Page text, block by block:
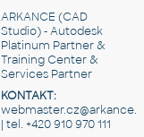
ARKANCE (CAD
Studio) - Autodesk
Platinum Partner &
Training Center &
Services Partner
KONTAKT:
| tel. +420 910 970 111